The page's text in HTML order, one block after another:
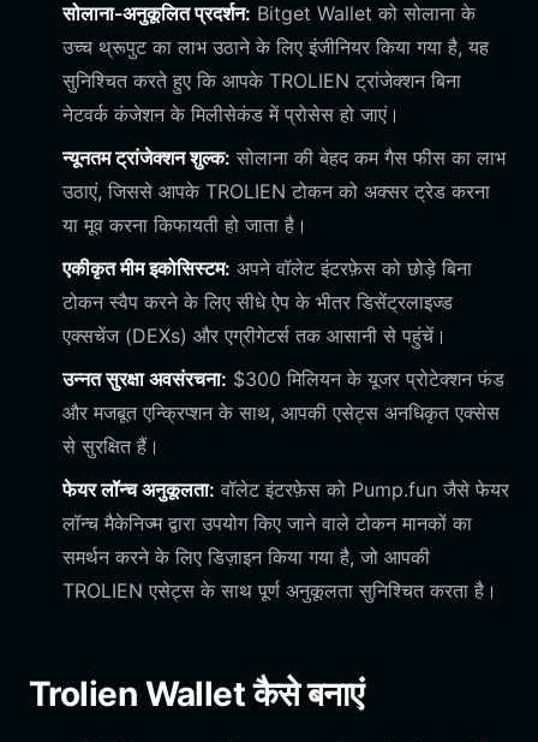
सोलाना-अनुकूलित प्रदर्शन: Bitget Wallet को सोलाना के
उच्च थ्रूपुट का लाभ उठाने के लिए इंजीनियर किया गया है, यह
सुनिश्चित करते हुए कि आपके TROLIEN ट्रांजेक्शन बिना
नेटवर्क कंजेशन के मिलीसेकंड में प्रोसेस हो जाएं।
न्यूनतम ट्रांजेक्शन शुल्क: सोलाना की बेहद कम गैस फीस का लाभ
उठाएं, जिससे आपके TROLIEN टोकन को अक्सर ट्रेड करना
या मूव करना किफायती हो जाता है।
एकीकृत मीम इकोसिस्टम: अपने वॉलेट इंटरफ़ेस को छोड़े बिना
टोकन स्वैप करने के लिए सीधे ऐप के भीतर डिसेंट्रलाइज्ड
एक्सचेंज (DEXs) और एग्रीगेटर्स तक आसानी से पहुंचें।
उन्नत सुरक्षा अवसंरचना: $300 मिलियन के यूजर प्रोटेक्शन फंड
और मजबूत एन्क्रिप्शन के साथ, आपकी एसेट्स अनधिकृत एक्सेस
से सुरक्षित हैं।
फेयर लॉन्च अनुकूलता: वॉलेट इंटरफ़ेस को Pump.fun जैसे फेयर
लॉन्च मैकेनिज्म द्वारा उपयोग किए जाने वाले टोकन मानकों का
समर्थन करने के लिए डिज़ाइन किया गया है, जो आपकी
TROLIEN एसेट्स के साथ पूर्ण अनुकूलता सुनिश्चित करता है।
Trolien Wallet कैसे बनाएं